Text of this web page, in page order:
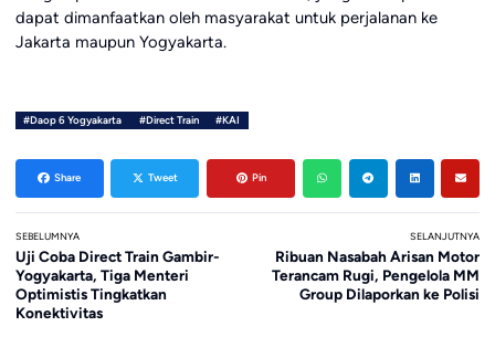
dapat dimanfaatkan oleh masyarakat untuk perjalanan ke
Jakarta maupun Yogyakarta.
#Daop 6 Yogyakarta #Direct Train #KAI
Share Tweet Pin
SEBELUMNYA
Uji Coba Direct Train Gambir-
Yogyakarta, Tiga Menteri
Optimistis Tingkatkan
Konektivitas
SELANJUTNYA
Ribuan Nasabah Arisan Motor
Terancam Rugi, Pengelola MM
Group Dilaporkan ke Polisi